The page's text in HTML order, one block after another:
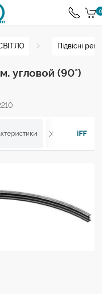
0
Підвісні
угловой (90°)
Відгуки IFF